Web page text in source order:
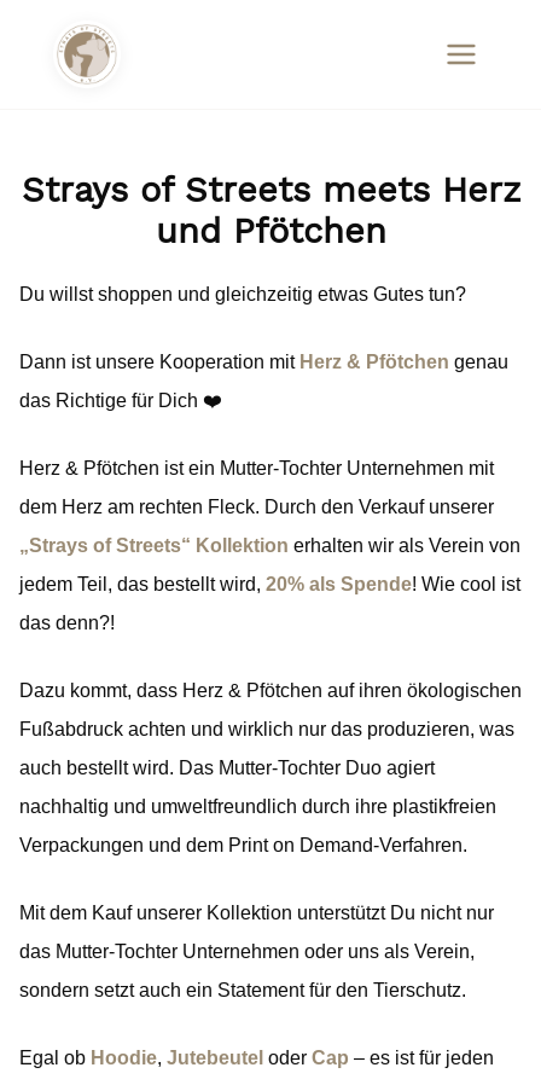
Strays of Streets meets Herz
und Pfötchen
Du willst shoppen und gleichzeitig etwas Gutes tun?
Dann ist unsere Kooperation mit Herz & Pfötchen genau
das Richtige für Dich ❤️
Herz & Pfötchen ist ein Mutter-Tochter Unternehmen mit
dem Herz am rechten Fleck. Durch den Verkauf unserer
„Strays of Streets“ Kollektion erhalten wir als Verein von
jedem Teil, das bestellt wird, 20% als Spende! Wie cool ist
das denn?!
Dazu kommt, dass Herz & Pfötchen auf ihren ökologischen
Fußabdruck achten und wirklich nur das produzieren, was
auch bestellt wird. Das Mutter-Tochter Duo agiert
nachhaltig und umweltfreundlich durch ihre plastikfreien
Verpackungen und dem Print on Demand-Verfahren.
Mit dem Kauf unserer Kollektion unterstützt Du nicht nur
das Mutter-Tochter Unternehmen oder uns als Verein,
sondern setzt auch ein Statement für den Tierschutz.
Egal ob Hoodie, Jutebeutel oder Cap – es ist für jeden